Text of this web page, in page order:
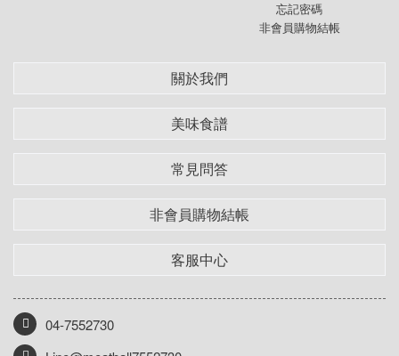
忘記密碼
非會員購物結帳
關於我們
美味食譜
常見問答
非會員購物結帳
客服中心
04-7552730